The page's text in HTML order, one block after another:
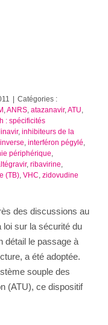
| Catégories :
ANRS atazanavir, ATU
: spécificités
, inhibiteurs de la
interféron pégylé
périphérique
, ribavirine
(TB) VHC zidovudine
des discussions au
loi sur la sécurité du
détail le passage à
a été adoptée.
souple des
(ATU), ce dispositif